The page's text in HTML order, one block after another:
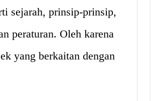
sejarah, prinsip-prinsip,
peraturan. Oleh karena
yang berkaitan dengan